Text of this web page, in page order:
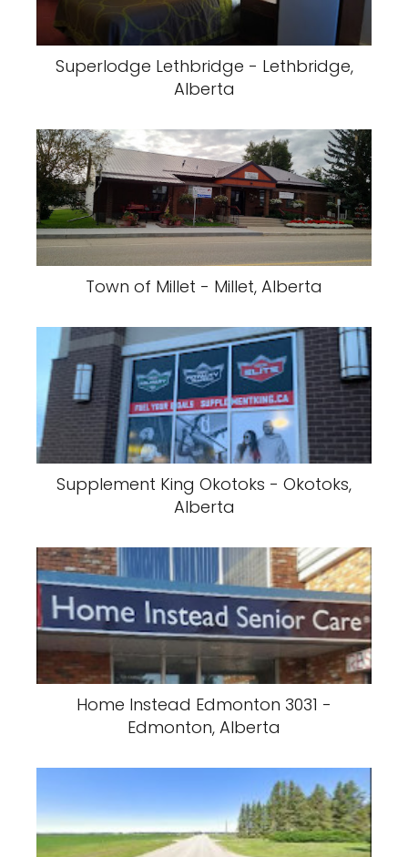
Superlodge Lethbridge - Lethbridge,
Alberta
Town of Millet - Millet, Alberta
Supplement King Okotoks - Okotoks,
Alberta
Home Instead Edmonton 3031 -
Edmonton, Alberta